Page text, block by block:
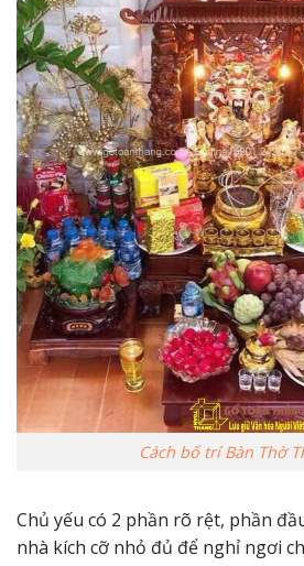
Cách bố trí Bàn Thờ
Chủ yếu có 2 phần rõ rệt, phần
nhà kích cỡ nhỏ đủ để nghỉ ngơi